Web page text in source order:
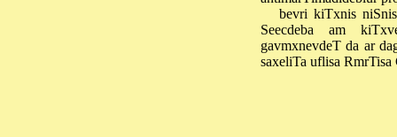
bevri kiTxnis
Seecdeba am
gavmxnevdeT da ar
saxeliTa uflisa